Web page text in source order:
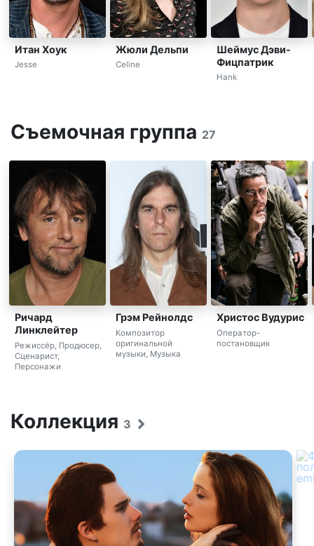
Итан Хоук
Jesse
Жюли Дельпи
Celine
Шеймус Дэви-
Фицпатрик
Hank
Съемочная группа 27
Ричард
Линклейтер
Режиссёр, Продюсер,
Сценарист,
Персонажи
Грэм Рейнолдс
Композитор
оригинальной
музыки, Музыка
Христос Вудурис
Оператор-
постановщик
Коллекция 3